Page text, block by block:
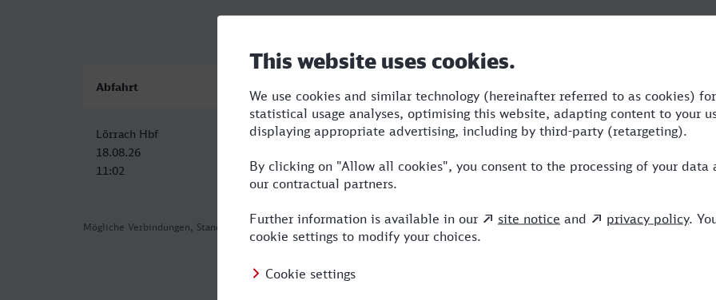
Mögliche Verbindungen, Stand: 2026-08-04 03:45
Abfahrt
Lörrach Hbf
18.08.26
11:02
Koebenhavn H
23:37
12:35 4 SBB,S,ECE,ICE